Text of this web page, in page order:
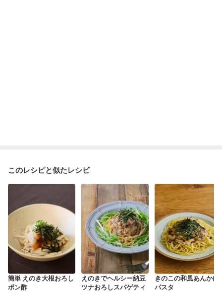
このレシピと似たレシピ
簡単 えのき大根おろし
ポン酢
えのきでヘルシー納豆
ツナおろしスパゲティ
きのこの和風あんかけ
パスタ